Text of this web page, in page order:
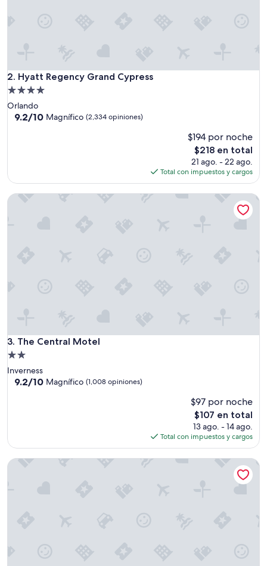
2. Hyatt Regency Grand Cypress
Hyatt Regency Grand Cypress
Propiedad
de
4.0
Orlando
9.2
9.2/10 Magnífico (2,334 opiniones)
$194 por noche
El
precio
actual
es
de
$218 en total
21 ago. - 22 ago.
Total con impuestos y cargos
3. The Central Motel
The Central Motel
Propiedad
de
2.0
Inverness
9.2
9.2/10 Magnífico (1,008 opiniones)
$97 por noche
El
precio
actual
es
de
$107 en total
13 ago. - 14 ago.
Total con impuestos y cargos
The Central Motel
Baker's Cay Resort Key Largo, Curio Collection by Hilton